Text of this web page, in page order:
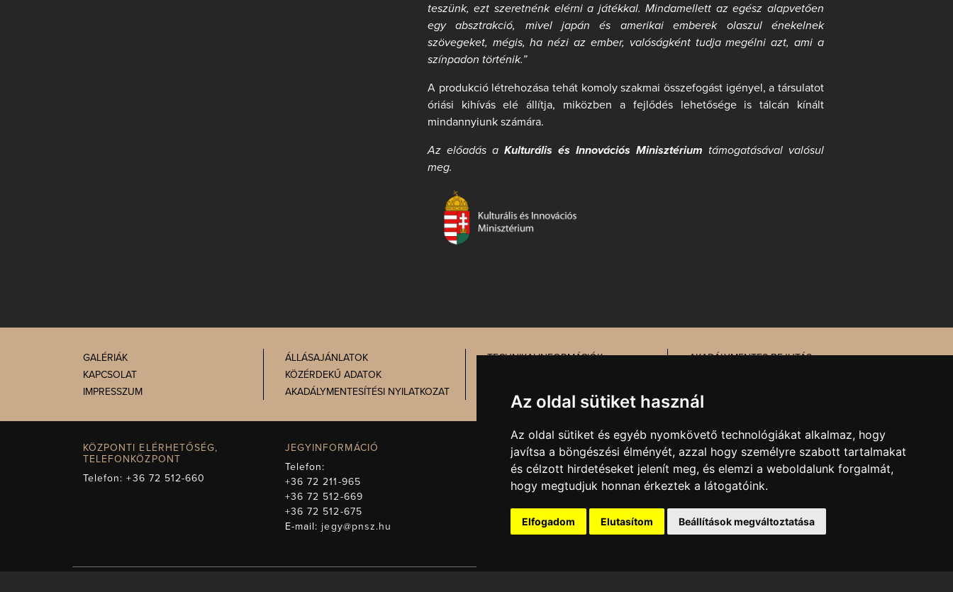
Az oldal sütiket használ
Az oldal sütiket és egyéb nyomkövető technológiákat alkalmaz, hogy
javítsa a böngészési élményét, azzal hogy személyre szabott tartalmakat
és célzott hirdetéseket jelenít meg, és elemzi a weboldalunk forgalmát,
hogy megtudjuk honnan érkeztek a látogatóink.
Elfogadom Elutasítom Beállítások megváltoztatása
teszünk, ezt szeretnénk elérni a játékkal. Mindamellett az egész alapvetően
egy absztrakció, mivel japán és amerikai emberek olaszul énekelnek
szövegeket, mégis, ha nézi az ember, valóságként tudja megélni azt, ami a
színpadon történik.”
A produkció létrehozása tehát komoly szakmai összefogást igényel, a társulatot
óriási kihívás elé állítja, miközben a fejlődés lehetősége is tálcán kínált
mindannyiunk számára.
Az előadás a Kulturális és Innovációs Minisztérium támogatásával valósul
meg.
GALÉRIÁK
KAPCSOLAT
IMPRESSZUM
ÁLLÁSAJÁNLATOK
KÖZÉRDEKŰ ADATOK
AKADÁLYMENTESÍTÉSI NYILATKOZAT
TECHNIKAI INFORMÁCIÓK
AKADÁLYMENTES BEJUTÁS
TŰZ- ÉS MUNKAVÉDELEM
KÖZPONTI ELÉRHETŐSÉG,
TELEFONKÖZPONT
Telefon:+36 72 512-660
JEGYINFORMÁCIÓ
Telefon:
+36 72 211-965
+36 72 512-669
+36 72 512-675
E-mail: jegy@pnsz.hu
IGAZGATÓSÁG, TITKÁRSÁG
Telefon:+36 72 512-671
E-mail:titkarsag@pnsz.hu
MARKETING, SAJTÓ,
KOMMUNIKÁCIÓ
E-mail:
kommunikacio@pnsz.hu